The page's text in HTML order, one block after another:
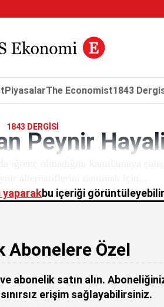
PiyasalarThe Economist1843
1843 DERGISI
Peynir
yaparakbu içeriği
Abonelere Özel
abonelik satın alın.
erişim sağlayabilirsiniz.